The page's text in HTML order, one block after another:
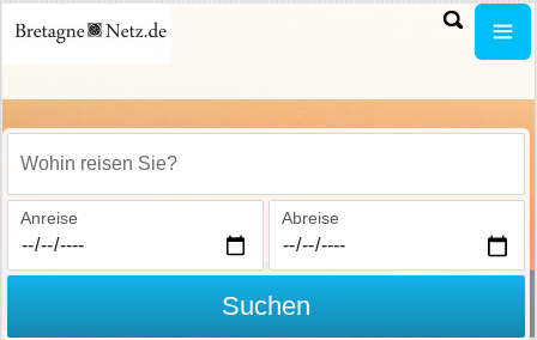
Wohin reisen Sie?
Anreise Abreise
Suchen